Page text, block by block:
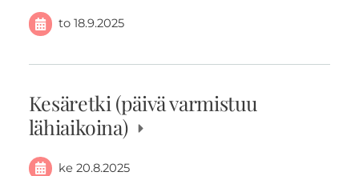
to 18.9.2025
Kesäretki (päivä varmistuu
lähiaikoina)
ke 20.8.2025